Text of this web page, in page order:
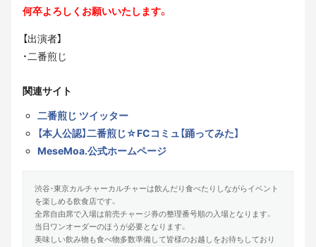
何卒よろしくお願いいたします。
【出演者】
・二番煎じ
関連サイト
二番煎じ ツイッター
【本人公認】二番煎じ☆FCコミュ【踊ってみた】
MeseMoa.公式ホームページ
渋谷・東京カルチャーカルチャーは飲んだり食べたりしながらイベント
を楽しめる飲食店です。
全席自由席で入場は前売チャージ券の整理番号順の入場となります。
当日ワンオーダーのほうが必要となります。
美味しい飲み物も食べ物多数準備して皆様のお越しをお待ちしており